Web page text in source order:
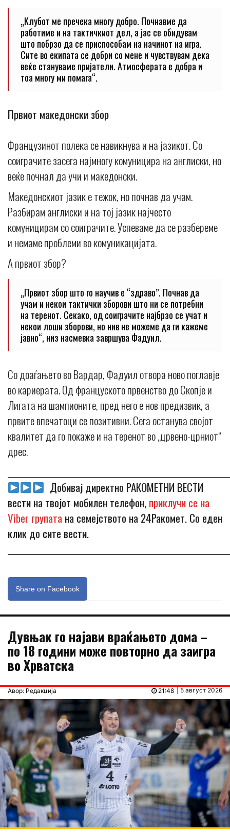
„Клубот ме пречека многу добро. Почнавме да
работиме и на тактичкиот дел, а јас се обидувам
што побрзо да се приспособам на начинот на игра.
Сите во екипата се добри со мене и чувствувам дека
веќе стануваме пријатели. Атмосферата е добра и
тоа многу ми помага“.
Првиот македонски збор
Французинот полека се навикнува и на јазикот. Со
соиграчите засега најмногу комуницира на англиски, но
веќе почнал да учи и македонски.
Македонскиот јазик е тежок, но почнав да учам.
Разбирам англиски и на тој јазик најчесто
комуницирам со соиграчите. Успеваме да се разбереме
и немаме проблеми во комуникацијата.
А првиот збор?
„Првиот збор што го научив е “здраво”. Почнав да
учам и некои тактички зборови што ни се потребни
на теренот. Секако, од соиграчите најбрзо се учат и
некои лоши зборови, но нив не можеме да ги кажеме
јавно“, низ насмевка завршува Фадуил.
Со доаѓањето во Вардар, Фадуил отвора ново поглавје
во кариерата. Од француското првенство до Скопје и
Лигата на шампионите, пред него е нов предизвик, а
првите впечатоци се позитивни. Сега останува својот
квалитет да го покаже и на теренот во „црвено-црниот“
дрес.
Добивај директно РАКОМЕТНИ ВЕСТИ
вести на твојот мобилен телефон,приклучи се на
Viber групата на семејството на 24Ракомет. Со еден
клик до сите вести.
Share on Facebook
Дувњак го најави враќањето дома –
по 18 години може повторно да заигра
во Хрватска
Авор: Редакција | 5 август 2026
21:48